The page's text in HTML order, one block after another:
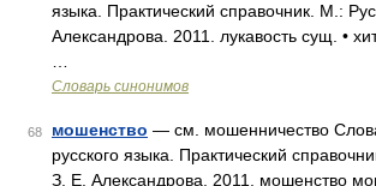
языка. Практический справочник. М.:
Александрова. 2011. лукавость сущ. •
Словарь синонимов
68 мошенство — см. мошенничество
русского языка. Практический
З. Е. Александрова. 2011. мошенство